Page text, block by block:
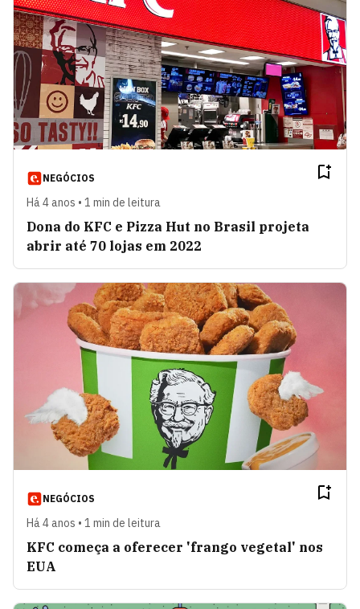
NEGÓCIOS
Há 4 anos • 1 min de leitura
Dona do KFC e Pizza Hut no Brasil projeta
abrir até 70 lojas em 2022
NEGÓCIOS
Há 4 anos • 1 min de leitura
KFC começa a oferecer 'frango vegetal' nos
EUA